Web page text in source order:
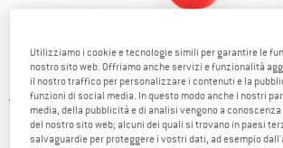
Viste dettagliate
Utilizziamo i cookie e tecnologie simili per garantire le
nostro sito web. Offriamo anche servizi e funzionalità
il nostro traffico per personalizzare i contenuti e la
funzioni di social media. In questo modo anche i nostri
media, della pubblicità e di analisi vengono a
del nostro sito web; alcuni dei quali si trovano in paesi
salvaguardie per proteggere i vostri dati, ad esempio